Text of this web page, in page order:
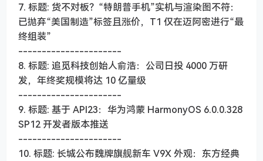
7. 标题: 货不对板？“特朗普手机”实机与渲染图不符：
已抛弃“美国制造”标签且涨价，T1 仅在迈阿密进行“最
终组装”
----------------------
8. 标题: 追觅科技创始人俞浩：公司日投 4000 万研
发，年终奖规模将达 10 亿量级
----------------------
9. 标题: 基于 API23：华为鸿蒙 HarmonyOS 6.0.0.328
SP12 开发者版本推送
----------------------
10. 标题: 长城公布魏牌旗舰新车 V9X 外观：东方经典